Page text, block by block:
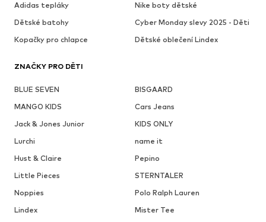
Adidas tepláky
Nike boty dětské
Dětské batohy
Cyber Monday slevy 2025 - Děti
Kopačky pro chlapce
Dětské oblečení Lindex
ZNAČKY PRO DĚTI
BLUE SEVEN
BISGAARD
MANGO KIDS
Cars Jeans
Jack & Jones Junior
KIDS ONLY
Lurchi
name it
Hust & Claire
Pepino
Little Pieces
STERNTALER
Noppies
Polo Ralph Lauren
Lindex
Mister Tee